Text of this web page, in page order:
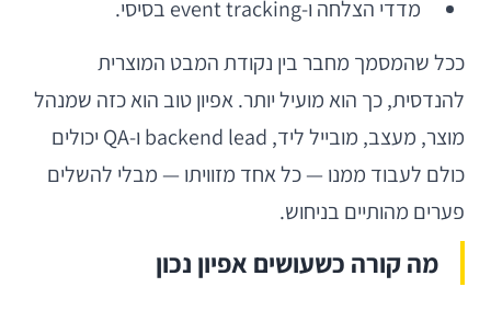
מדדי הצלחה ו-event tracking בסיסי.
ככל שהמסמך מחבר בין נקודת המבט המוצרית
להנדסית, כך הוא מועיל יותר. אפיון טוב הוא כזה שמנהל
מוצר, מעצב, מובייל ליד, backend lead ו-QA יכולים
כולם לעבוד ממנו — כל אחד מזוויתו — מבלי להשלים
פערים מהותיים בניחוש.
מה קורה כשעושים אפיון נכון